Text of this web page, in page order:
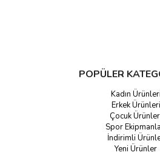
POPÜLER
Kadın Ürünleri
Erkek Ürünleri
Çocuk
Spor
İndirimli
Yeni Ürünler